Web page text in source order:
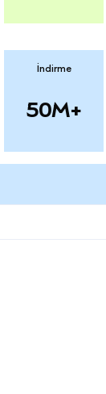
İndirme
50M+